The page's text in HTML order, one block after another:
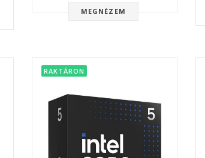
MEGNÉZEM
RAKTÁRON